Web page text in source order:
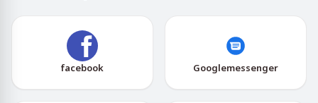
facebook Googlemessenger